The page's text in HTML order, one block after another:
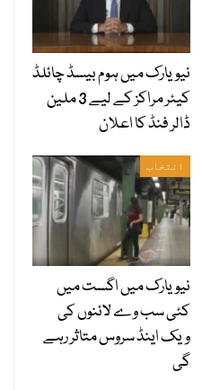
نیویارک میں ہوم بیسڈ چائلڈ
کیئر مراکز کے لیے 3 ملین
ڈالر فنڈ کا اعلان
انتخاب
نیویارک میں اگست میں
کئی سب وے لائنوں کی
ویک اینڈ سروس متاثر رہے
گی